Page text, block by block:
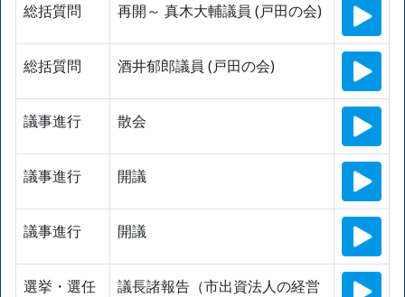
総括質問 再開～ 真木大輔議員 (戸田の会)
総括質問 酒井郁郎議員 (戸田の会)
議事進行 散会
議事進行 開議
議事進行 開議
選挙・選任
議長諸報告（市出資法人の経営